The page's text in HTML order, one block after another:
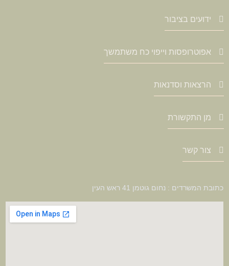
ידועים בציבור
אפוטרופסות וייפוי כח משתמשך
הרצאות וסדנאות
מן התקשורת
צור קשר
כתובת המשרדים : נחום גוטמן 41 ראש העין